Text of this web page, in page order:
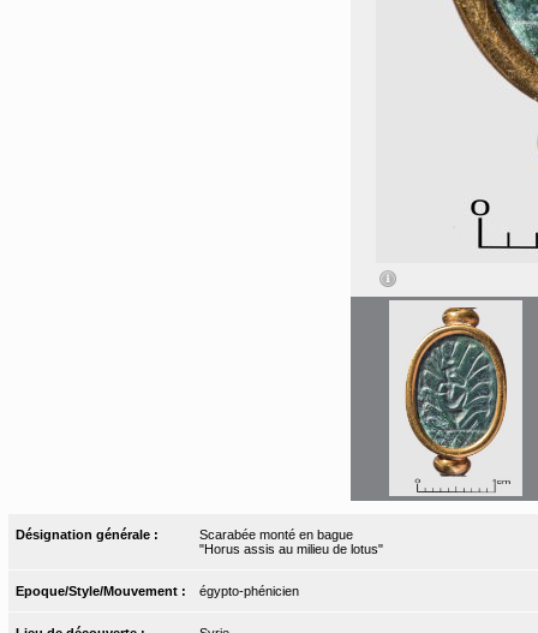
Désignation générale :
Scarabée monté en bague
"Horus assis au milieu de lotus"
Epoque/Style/Mouvement : égypto-phénicien